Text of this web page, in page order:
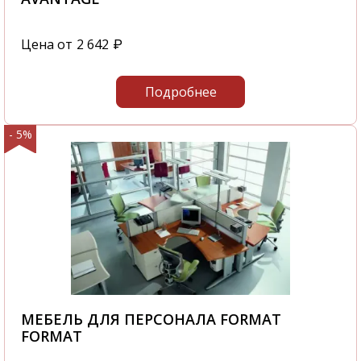
Цена от 2 642 ₽
Подробнее
- 5%
МЕБЕЛЬ ДЛЯ ПЕРСОНАЛА FORMAT
FORMAT